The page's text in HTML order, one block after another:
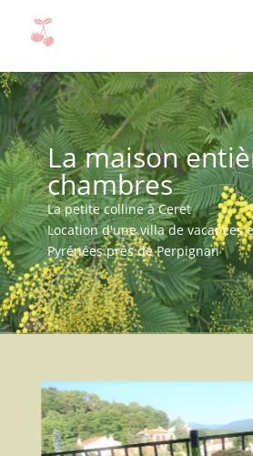
La maison
chambres
La petite colline à Ceret
Location d'une villa de vacances
Pyrénées près de Perpignan